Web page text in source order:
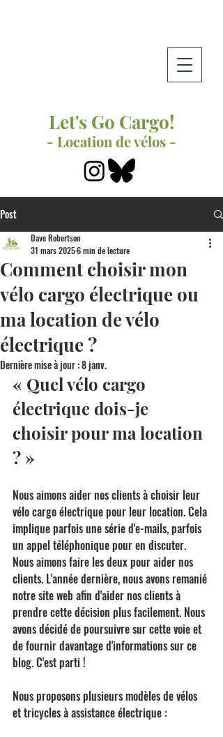
Let's Go Cargo!
- Location de vélos -
Post
Comment choisir mon
vélo cargo électrique ou
ma location de vélo
électrique ?
Dave Robertson
31 mars 20256 min de lecture
Dernière mise à jour :8 janv.
« Quel vélo cargo
électrique dois-je
choisir pour ma location
? »
Nous aimons aider nos clients à choisir leur
vélo cargo électrique pour leur location. Cela
implique parfois une série d'e-mails, parfois
un appel téléphonique pour en discuter.
Nous aimons faire les deux pour aider nos
clients. L'année dernière, nous avons remanié
notre site web afin d'aider nos clients à
prendre cette décision plus facilement. Nous
avons décidé de poursuivre sur cette voie et
de fournir davantage d'informations sur ce
blog. C'est parti !
Nous proposons plusieurs modèles de vélos
et tricycles à assistance électrique :